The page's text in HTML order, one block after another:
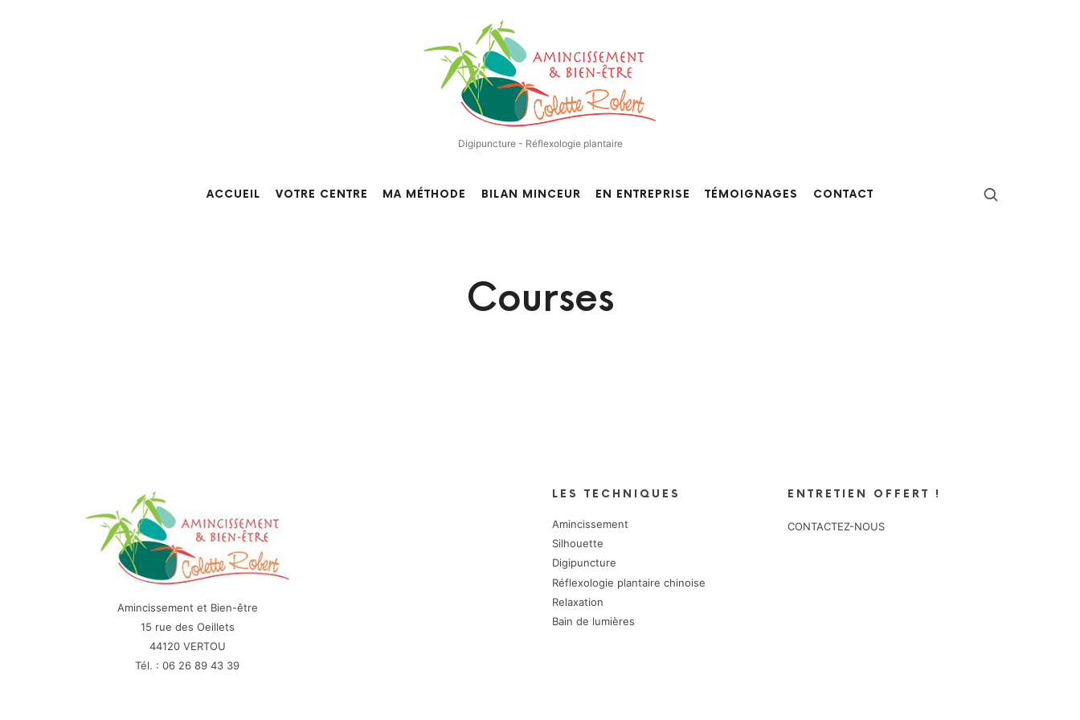
Centre
d'Amincissement
de
Bien-
Nantes
Digipuncture - Réflexologie plantaire
ACCUEIL VOTRE CENTRE MA MÉTHODE BILAN MINCEUR EN ENTREPRISE TÉMOIGNAGES CONTACT
Courses
Amincissement et Bien-être
15 rue des Oeillets
44120 VERTOU
Tél. : 06 26 89 43 39
LES TECHNIQUES
Amincissement
Silhouette
Digipuncture
Réflexologie plantaire chinoise
Relaxation
Bain de lumières
ENTRETIEN OFFERT !
CONTACTEZ-NOUS